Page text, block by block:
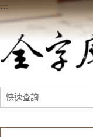
:::